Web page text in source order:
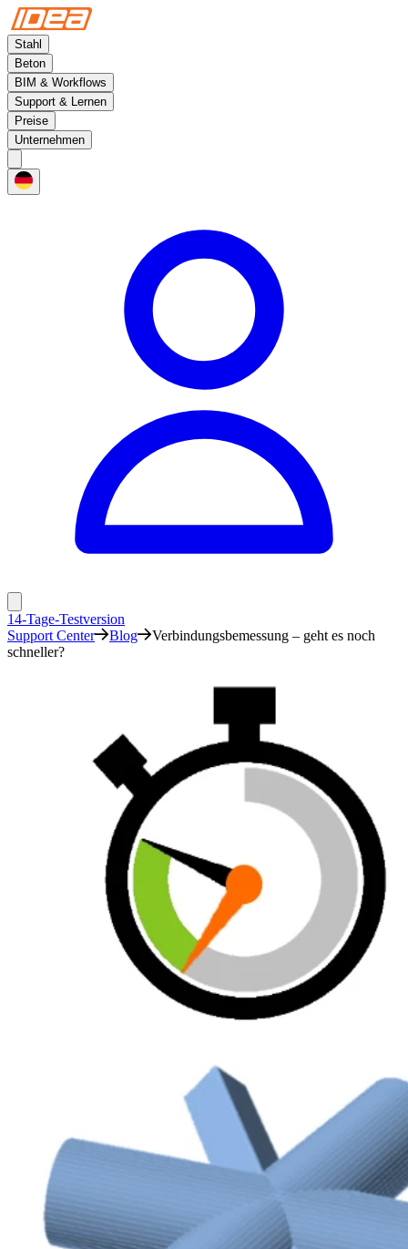
Stahl
Beton
BIM & Workflows
Support & Lernen
Preise
Unternehmen
14-Tage-Testversion
Support Center
Blog
Verbindungsbemessung – geht es noch
schneller?